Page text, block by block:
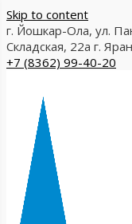
Skip to content
г. Йошкар-Ола, ул.
Складская, 22а г.
+7 (8362) 99-40-20